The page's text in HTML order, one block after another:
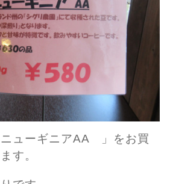
ューギニアAA 」をお買
す。